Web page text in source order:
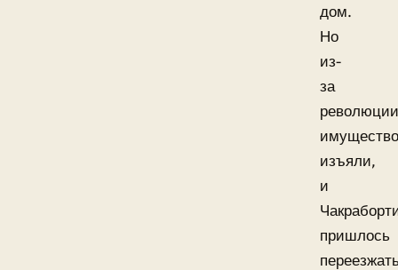
дом.
Но
из-
за
революции
имущество
изъяли,
и
пришлось